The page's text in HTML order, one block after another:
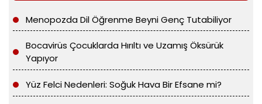
Menopozda Dil Öğrenme Beyni Genç Tutabiliyor
Bocavirüs Çocuklarda Hırıltı ve Uzamış Öksürük
Yapıyor
Yüz Felci Nedenleri: Soğuk Hava Bir Efsane mi?